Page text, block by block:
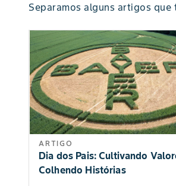
Separamos alguns artigos
ARTIGO
Dia dos Pais: Cultivando
Colhendo Histórias